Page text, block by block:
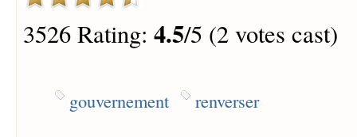
3526 Rating: 4.5/5 (2 votes cast)
gouvernement renverser